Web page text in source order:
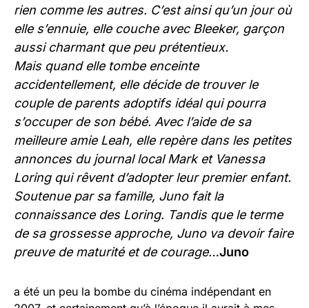
rien comme les autres. C’est ainsi qu’un jour où
elle s’ennuie, elle couche avec Bleeker, garçon
aussi charmant que peu prétentieux.
Mais quand elle tombe enceinte
accidentellement, elle décide de trouver le
couple de parents adoptifs idéal qui pourra
s’occuper de son bébé. Avec l’aide de sa
meilleure amie Leah, elle repère dans les petites
annonces du journal local Mark et Vanessa
Loring qui rêvent d’adopter leur premier enfant.
Soutenue par sa famille, Juno fait la
connaissance des Loring. Tandis que le terme
de sa grossesse approche, Juno va devoir faire
preuve de maturité et de courage…Juno
a été un peu la bombe du cinéma indépendant en